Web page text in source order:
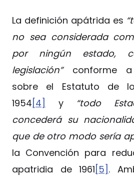
La definición apátrida es
no sea considerada
por ningún estado,
legislación”conforme a
sobre el Estatuto de
1954 [4] y “todo
concederá su
que de otro modo sería
la Convención para
apatridia de 1961 [5] .